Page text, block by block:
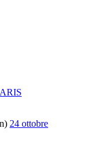
24 ottobre